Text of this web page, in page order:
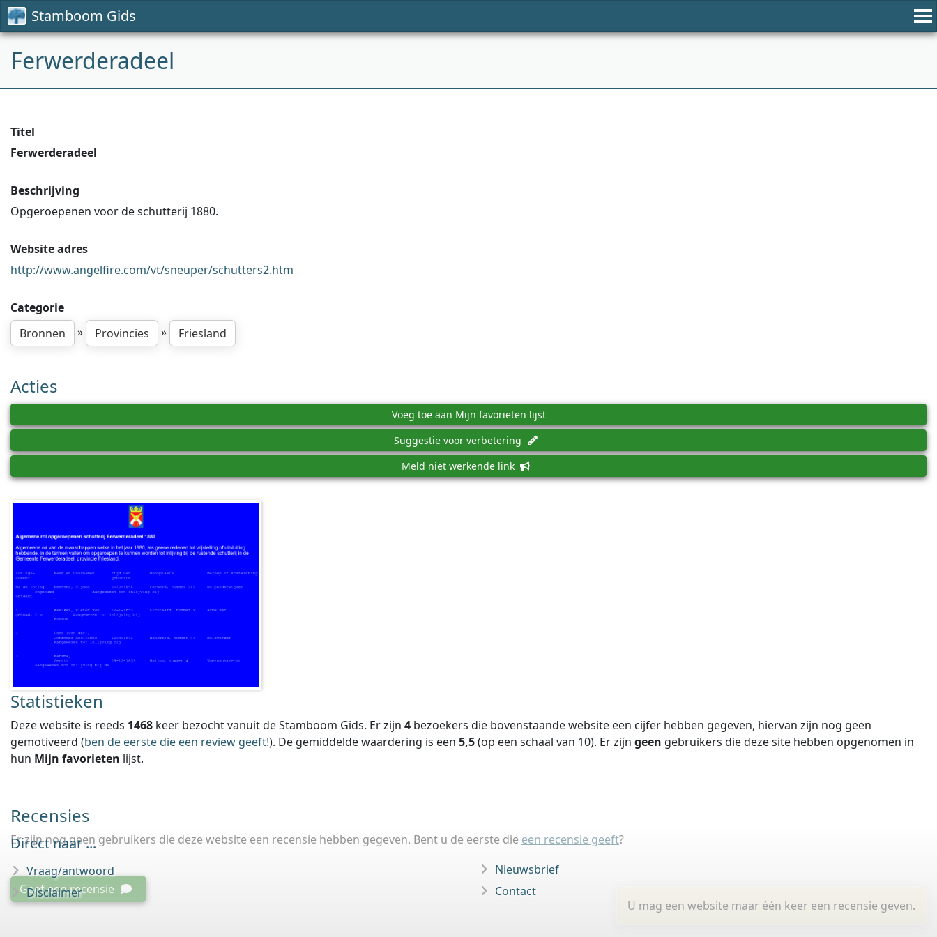
Stamboom Gids
Ferwerderadeel
Titel
Ferwerderadeel
Beschrijving
Opgeroepenen voor de schutterij 1880.
Website adres
http://www.angelfire.com/vt/sneuper/schutters2.htm
Categorie
Bronnen
» Provincies » Friesland
Acties
Voeg toe aan Mijn favorieten lijst
Suggestie voor verbetering
Meld niet werkende link
Statistieken
Deze website is reeds 1468 keer bezocht vanuit de Stamboom Gids. Er zijn 4 bezoekers die bovenstaande website een cijfer hebben gegeven, hiervan zijn nog geen
gemotiveerd (ben de eerste die een review geeft!). De gemiddelde waardering is een 5,5(op een schaal van 10). Er zijn geen gebruikers die deze site hebben opgenomen in
hun Mijn favorieten lijst.
Recensies
Er zijn nog geen gebruikers die deze website een recensie hebben gegeven. Bent u de eerste die een recensie geeft?
U mag een website maar één keer een recensie geven.
Geef een recensie
Direct naar ...
Vraag/antwoord
Disclaimer
Nieuwsbrief
Contact